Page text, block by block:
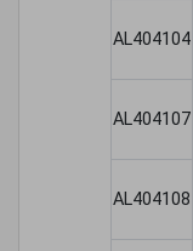
AL404104
AL404107
AL404108